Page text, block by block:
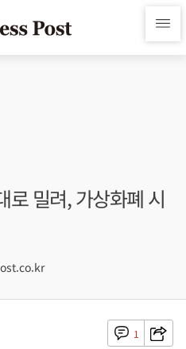
로 밀려, 가상화폐 시
1